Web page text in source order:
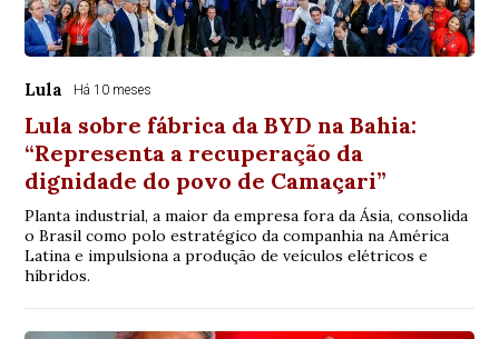
Lula Há 10 meses
Lula sobre fábrica da BYD na Bahia:
“Representa a recuperação da
dignidade do povo de Camaçari”
Planta industrial, a maior da empresa fora da Ásia, consolida
o Brasil como polo estratégico da companhia na América
Latina e impulsiona a produção de veículos elétricos e
híbridos.